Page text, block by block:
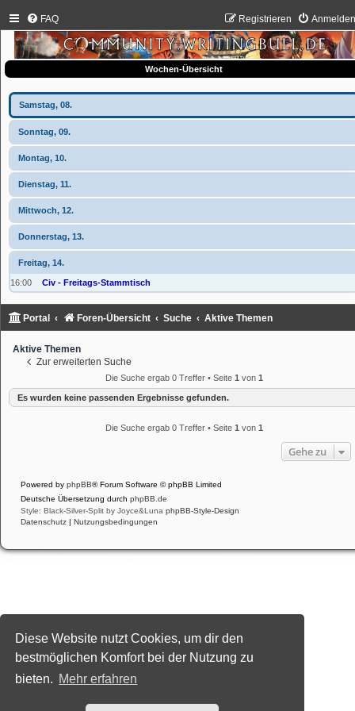
Diese Website nutzt Cookies, um dir den
bestmöglichen Komfort bei der Nutzung zu
bieten. Mehr erfahren
FAQ Registrieren
Wochen-Übersicht
Samstag, 08.
Sonntag, 09.
Montag, 10.
Dienstag, 11.
Mittwoch, 12.
Donnerstag, 13.
Freitag, 14.
16:00 Civ - Freitags-Stammtisch
Portal Foren-Übersicht Suche Aktive Themen
Aktive Themen
Zur erweiterten Suche
Die Suche ergab 0 Treffer • Seite 1 von 1
Es wurden keine passenden Ergebnisse gefunden.
Die Suche ergab 0 Treffer • Seite 1 von 1
Gehe zu
Powered by phpBB® Forum Software © phpBB Limited
Deutsche Übersetzung durch phpBB.de
Style: Black-Silver-Split by Joyce&Luna phpBB-Style-Design
Datenschutz
Nutzungsbedingungen